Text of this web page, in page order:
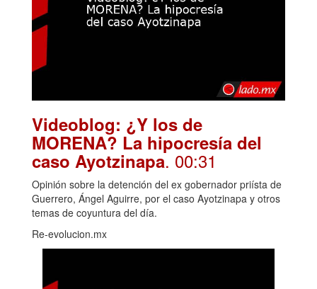
Videoblog: ¿Y los de
MORENA? La hipocresía del
caso Ayotzinapa. 00:31
Opinión sobre la detención del ex gobernador priísta de
Guerrero, Ángel Aguirre, por el caso Ayotzinapa y otros
temas de coyuntura del día.
Re-evolucion.mx